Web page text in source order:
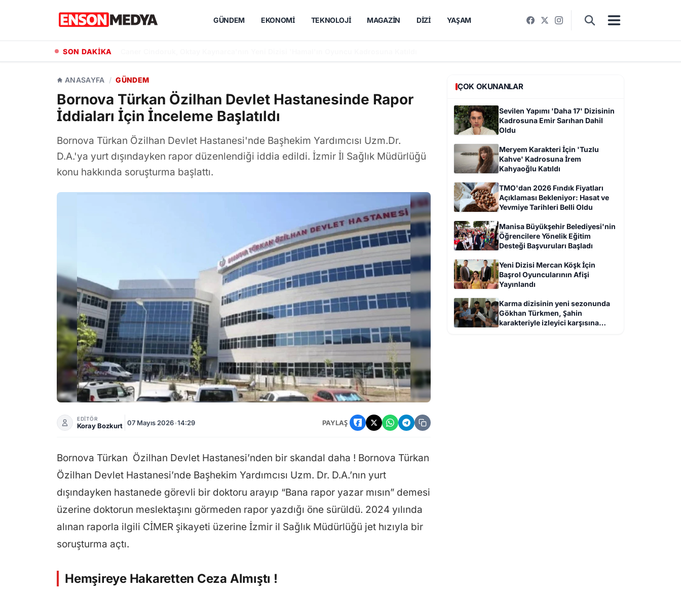
GÜNDEM EKONOMI TEKNOLOJI MAGAZIN DIZI YAŞAM
SON DAKİKA
ANASAYFA / GÜNDEM
Bornova Türkan Özilhan Devlet Hastanesinde Rapor
İddiaları İçin İnceleme Başlatıldı
Bornova Türkan Özilhan Devlet Hastanesi'nde Başhekim Yardımcısı Uzm.Dr.
D.A.'ya yurt dışındayken rapor düzenlendiği iddia edildi. İzmir İl Sağlık Müdürlüğü
konu hakkında soruşturma başlattı.
EDİTÖR
Koray Bozkurt 07 Mayıs 2026•14:29 PAYLAŞ
Bornova Türkan Özilhan Devlet Hastanesi’nden bir skandal daha ! Bornova Türkan
Özilhan Devlet Hastanesi’nde Başhekim Yardımcısı Uzm. Dr. D.A.’nın yurt
dışındayken hastanede görevli bir doktoru arayıp “Bana rapor yazar mısın” demesi
üzerine doktorun meslektaşını görmeden rapor yazdığı öne sürüldü. 2024 yılında
alınan raporla ilgili CİMER şikayeti üzerine İzmir il Sağlık Müdürlüğü jet hızıyla bir
soruşturma açtı.
Hemşireye Hakaretten Ceza Almıştı !
ÇOK OKUNANLAR
Sevilen Yapımı 'Daha 17' Dizisinin
Kadrosuna Emir Sarıhan Dahil
Oldu
Meryem Karakteri İçin 'Tuzlu
Kahve' Kadrosuna İrem
Kahyaoğlu Katıldı
TMO'dan 2026 Fındık Fiyatları
Açıklaması Bekleniyor: Hasat ve
Yevmiye Tarihleri Belli Oldu
Manisa Büyükşehir Belediyesi'nin
Öğrencilere Yönelik Eğitim
Desteği Başvuruları Başladı
Yeni Dizisi Mercan Köşk İçin
Başrol Oyuncularının Afişi
Yayınlandı
Karma dizisinin yeni sezonunda
Gökhan Türkmen, Şahin
karakteriyle izleyici karşısına